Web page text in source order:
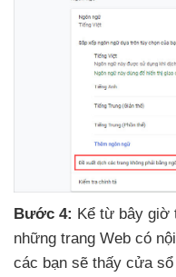
Bước 4: Kể từ bây giờ
những trang Web có
các bạn sẽ thấy cửa